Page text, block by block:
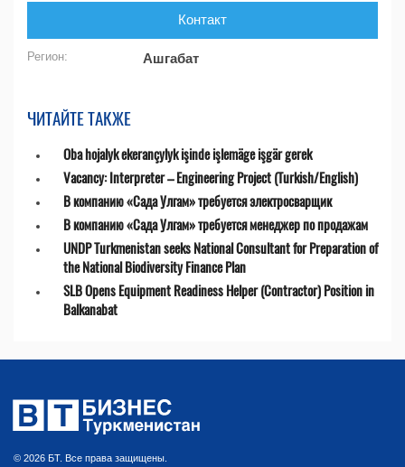
Контакт
Регион: Ашгабат
ЧИТАЙТЕ ТАКЖЕ
Oba hojalyk ekerançylyk işinde işlemäge işgär gerek
Vacancy: Interpreter – Engineering Project (Turkish/English)
В компанию «Сада Улгам» требуется электросварщик
В компанию «Сада Улгам» требуется менеджер по продажам
UNDP Turkmenistan seeks National Consultant for Preparation of
the National Biodiversity Finance Plan
SLB Opens Equipment Readiness Helper (Contractor) Position in
Balkanabat
© 2026 БТ. Все права защищены.